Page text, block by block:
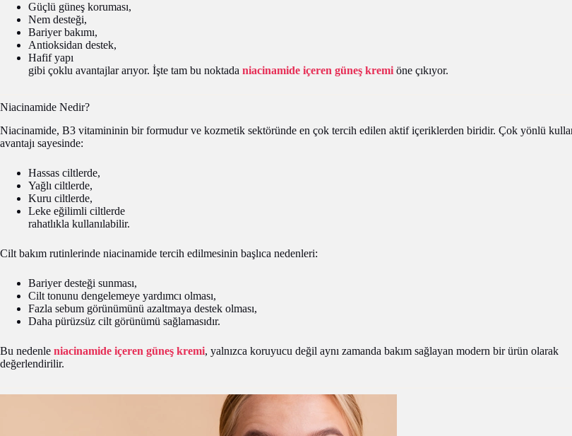
Güçlü güneş koruması,
Nem desteği,
Bariyer bakımı,
Antioksidan destek,
Hafif yapı
gibi çoklu avantajlar arıyor. İşte tam bu noktada niacinamide içeren güneş kremiöne çıkıyor.
Niacinamide Nedir?
Niacinamide, B3 vitamininin bir formudur ve kozmetik sektöründe en çok tercih edilen aktif içeriklerden biridir. Çok yönlü
avantajı sayesinde:
Hassas ciltlerde,
Yağlı ciltlerde,
Kuru ciltlerde,
Leke eğilimli ciltlerde
rahatlıkla kullanılabilir.
Cilt bakım rutinlerinde niacinamide tercih edilmesinin başlıca nedenleri:
Bariyer desteği sunması,
Cilt tonunu dengelemeye yardımcı olması,
Fazla sebum görünümünü azaltmaya destek olması,
Daha pürüzsüz cilt görünümü sağlamasıdır.
Bu nedenle niacinamide içeren güneş kremi, yalnızca koruyucu değil aynı zamanda bakım sağlayan modern bir ürün olarak
değerlendirilir.